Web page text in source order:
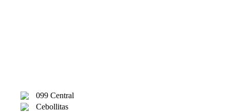
099 Central
Cebollitas